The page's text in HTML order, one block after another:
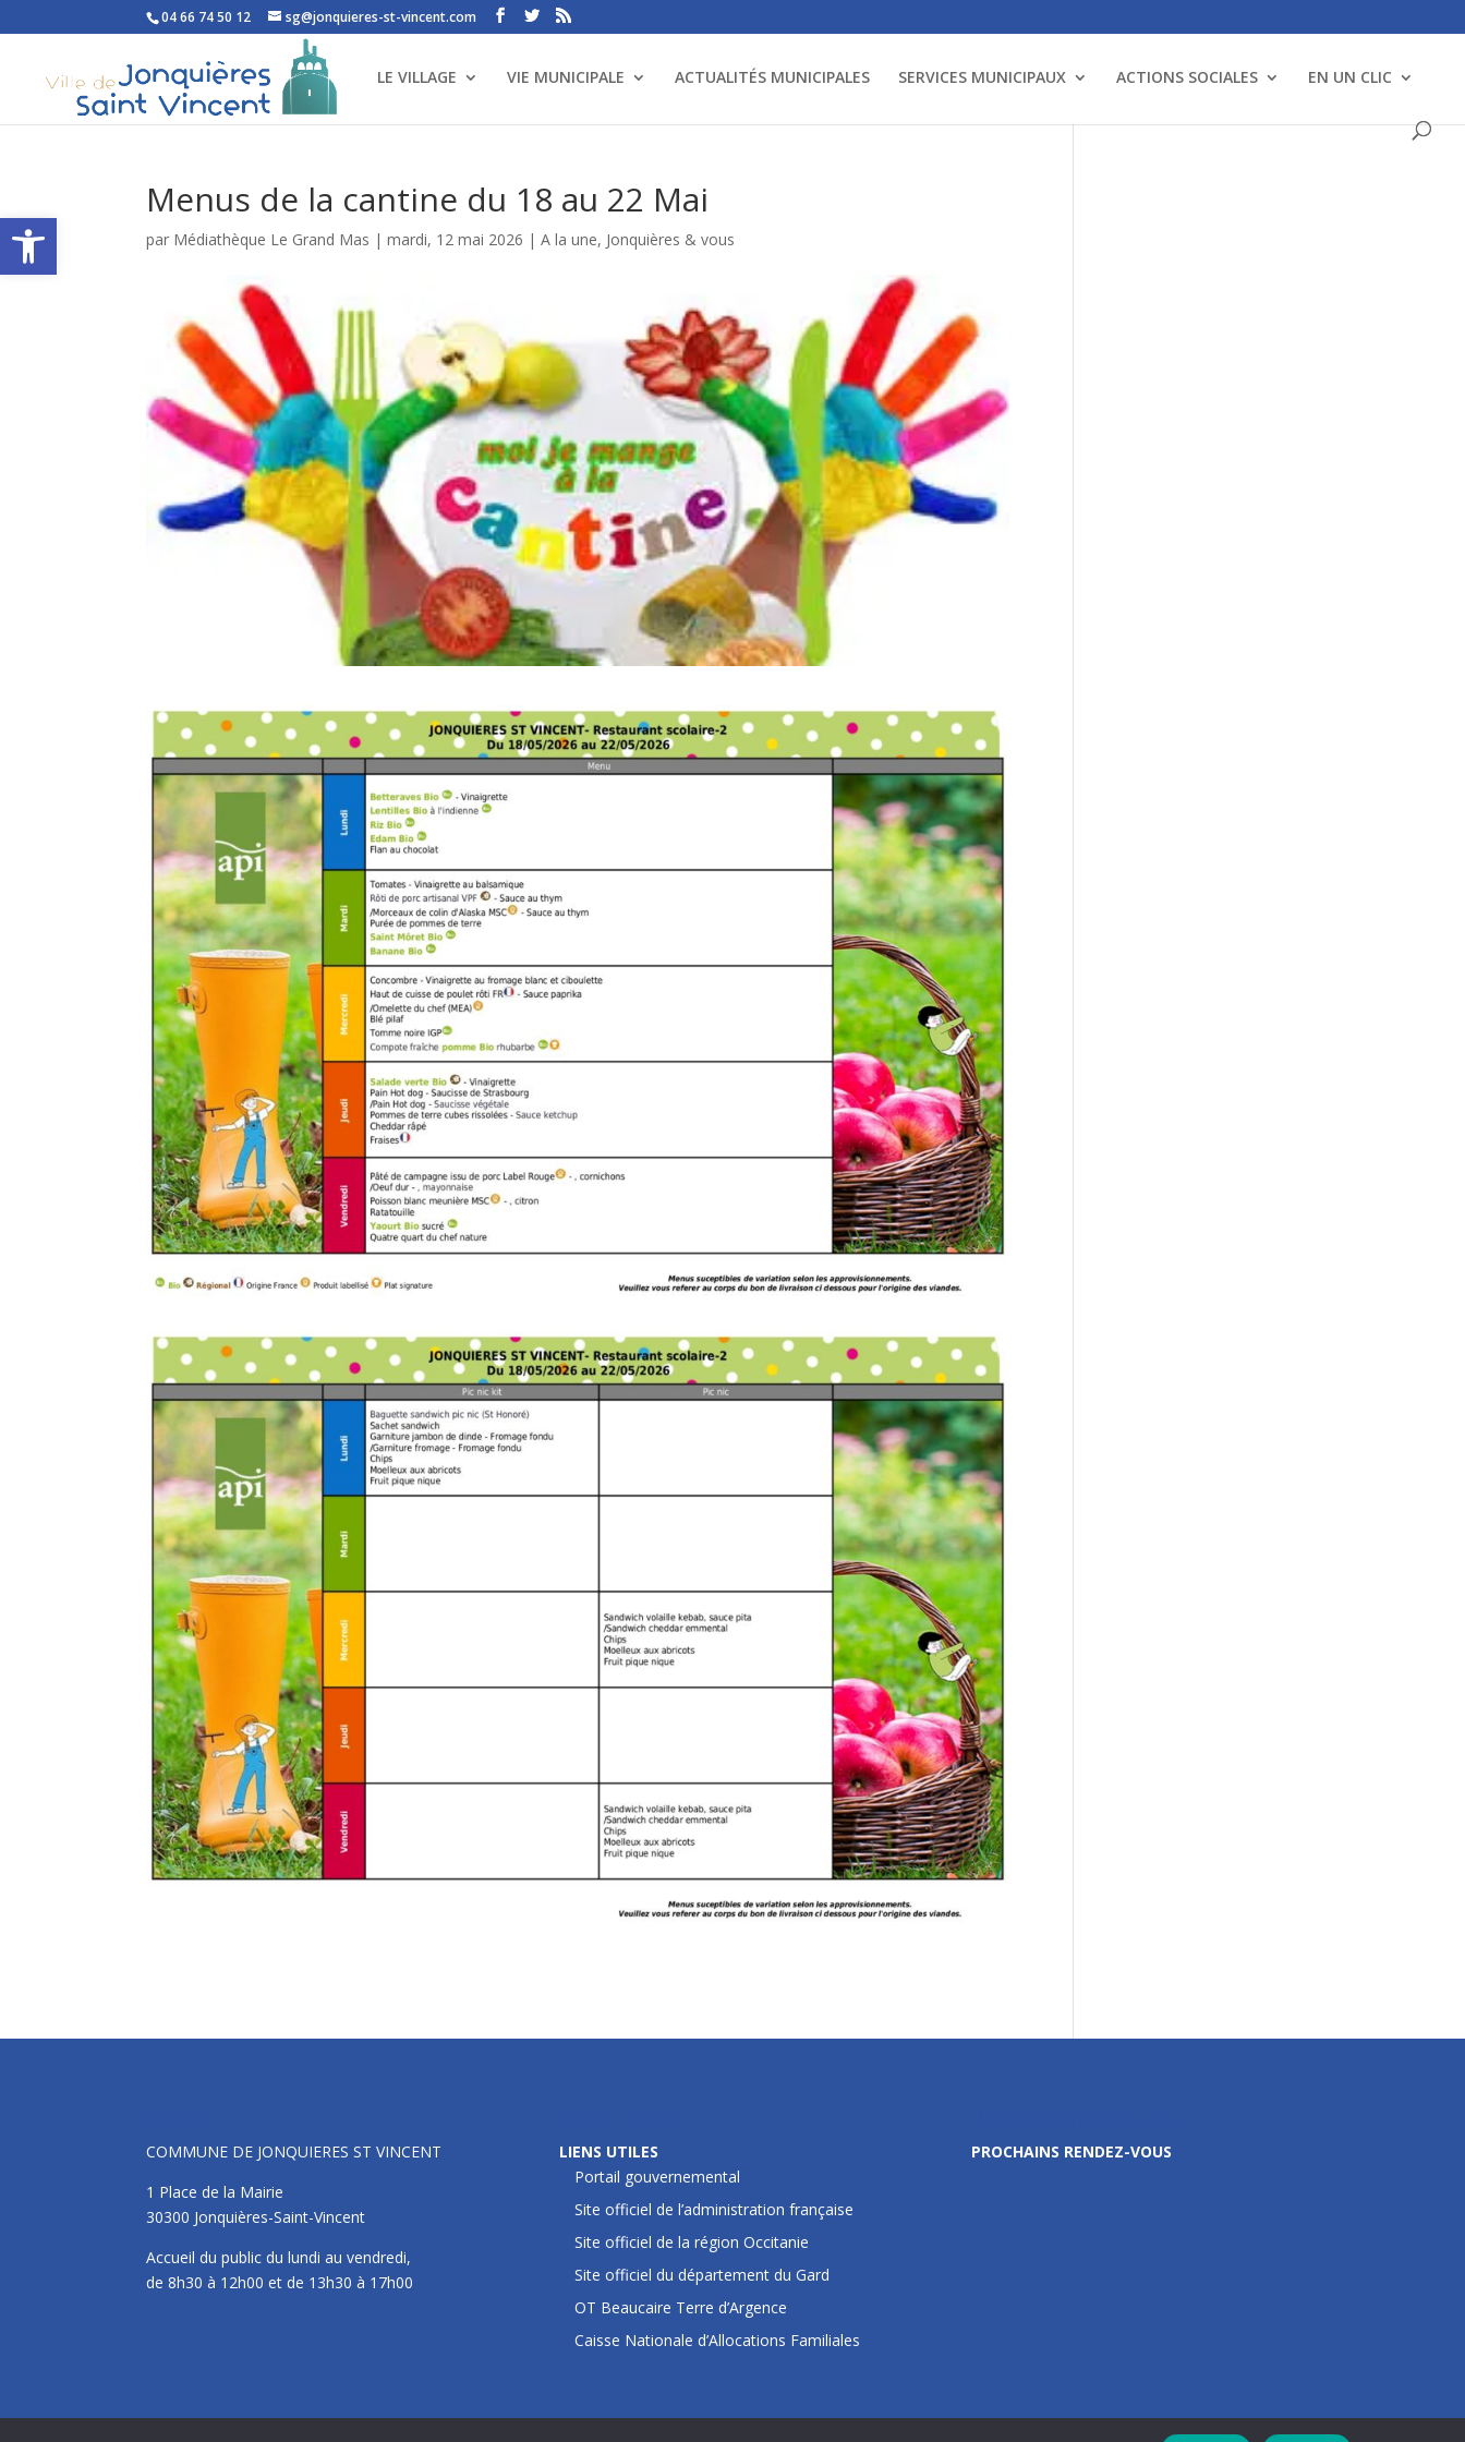
Ouvrir la barre d’outils
04 66 74 50 12 sg@jonquieres-st-vincent.com
LE VILLAGE VIE MUNICIPALE ACTUALITÉS MUNICIPALES SERVICES MUNICIPAUX ACTIONS SOCIALES EN UN CLIC
Menus de la cantine du 18 au 22 Mai
par Médiathèque Le Grand Mas |mardi, 12 mai 2026 |A la une, Jonquières & vous
COMMUNE DE JONQUIERES ST VINCENT
1 Place de la Mairie
30300 Jonquières-Saint-Vincent
Accueil du public du lundi au vendredi,
de 8h30 à 12h00 et de 13h30 à 17h00
LIENS UTILES
Portail gouvernemental
Site officiel de l’administration française
Site officiel de la région Occitanie
Site officiel du département du Gard
OT Beaucaire Terre d’Argence
Caisse Nationale d’Allocations Familiales
PROCHAINS RENDEZ-VOUS